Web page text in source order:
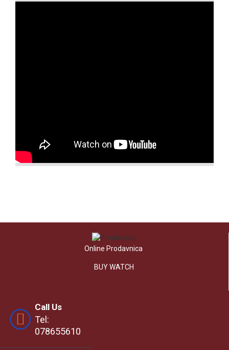
Online Prodavnica
BUY WATCH
Call Us
Tel:
078655610